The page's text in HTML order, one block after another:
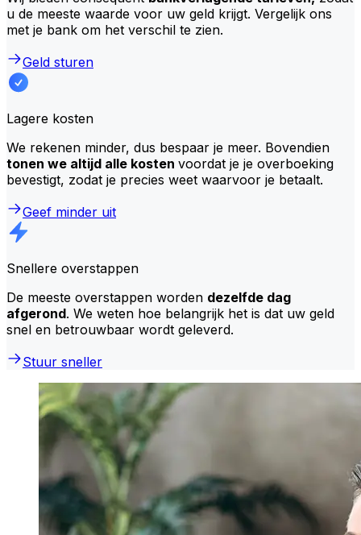
u de meeste waarde voor uw geld krijgt. Vergelijk ons
met je bank om het verschil te zien.
Geld sturen
Lagere kosten
We rekenen minder, dus bespaar je meer. Bovendien
tonen we altijd alle kosten voordat je je overboeking
bevestigt, zodat je precies weet waarvoor je betaalt.
Geef minder uit
Snellere overstappen
De meeste overstappen worden dezelfde dag
afgerond. We weten hoe belangrijk het is dat uw geld
snel en betrouwbaar wordt geleverd.
Stuur sneller